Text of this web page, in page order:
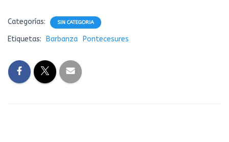
Categorías: SIN CATEGORIA
Etiquetas: Barbanza Pontecesures